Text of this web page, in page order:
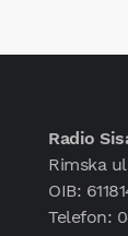
Radio
Rimska
OIB:
Telefon: